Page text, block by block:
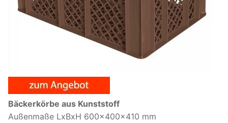
Bäckerkörbe aus Kunststoff
Außenmaße LxBxH 600x400x410 mm